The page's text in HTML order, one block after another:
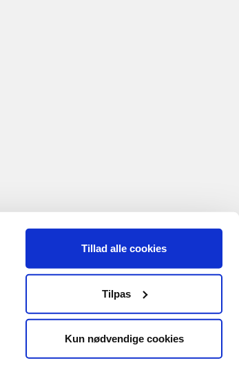
Tillad alle cookies
Tilpas
Kun nødvendige cookies